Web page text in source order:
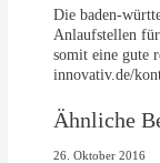
Die baden-
Anlaufstellen
somit eine gute
innovativ.de/
Ähnliche
26. Oktober 2016